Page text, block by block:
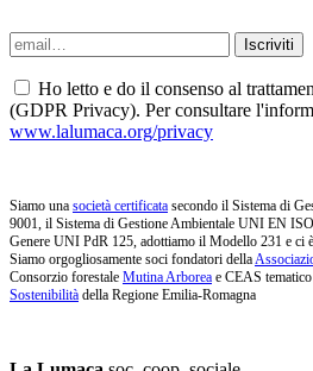
Ho letto e do il consenso al
(GDPR Privacy). Per consultare
www.lalumaca.org/privacy
Siamo una società certificata secondo il Sistema di
9001, il Sistema di Gestione Ambientale UNI EN
Genere UNI PdR 125, adottiamo il Modello 231 e ci
Siamo orgogliosamente soci fondatori della
Consorzio forestale Mutina Arborea e CEAS
Sostenibilità della Regione Emilia-Romagna